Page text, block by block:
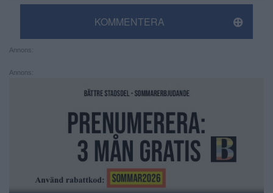
KOMMENTERA
Annons:
Annons: